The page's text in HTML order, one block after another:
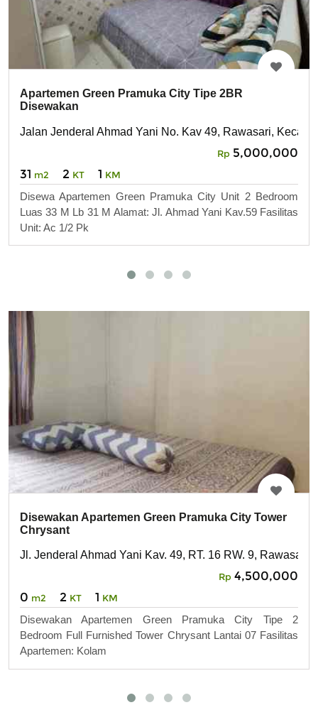
Apartemen Green Pramuka City Tipe 2BR
Disewakan
Jalan Jenderal Ahmad Yani No. Kav 49, Rawasari,
Rp 5,000,000
31 m2 2 KT 1 KM
Disewa Apartemen Green Pramuka City Unit 2 Bedroom
Luas 33 M Lb 31 M Alamat: Jl. Ahmad Yani Kav.59 Fasilitas
Unit: Ac 1/2 Pk
Disewakan Apartemen Green Pramuka City Tower
Chrysant
Jl. Jenderal Ahmad Yani Kav. 49, RT. 16 RW. 9,
Rp 4,500,000
0 m2 2 KT 1 KM
Disewakan Apartemen Green Pramuka City Tipe 2
Bedroom Full Furnished Tower Chrysant Lantai 07 Fasilitas
Apartemen: Kolam